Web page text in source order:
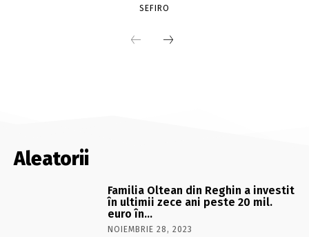
SEFIRO
Aleatorii
Familia Oltean din Reghin a investit
în ultimii zece ani peste 20 mil.
euro în…
NOIEMBRIE 28, 2023